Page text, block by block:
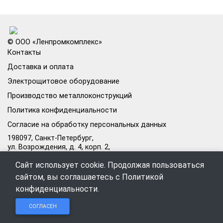
© ООО «Ленпромкомплекс»
Контакты
Доставка и оплата
Электрощитовое оборудование
Производство металлоконструкций
Политика конфиденциальности
Согласие на обработку персональных данных
198097, Санкт-Петербург,
ул. Возрождения, д. 4, корп. 2,
Режим работы офиса:
Пн–Пт: 09:00–18:00
+7 (812) 309-98-44
Сайт использует cookie. Продолжая пользоваться
сайтом, вы соглашаетесь с Политикой
конфиденциальности.
СОГЛАСЕН